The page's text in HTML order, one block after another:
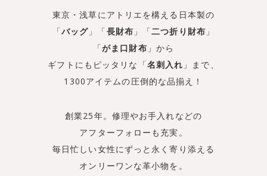
東京・浅草にアトリエを構える日本製の
「バッグ 」「長財布 」「二つ折り財布 」
「がま口財布 」から
ギフトにもピッタリな「名刺入れ 」まで、
1300アイテムの圧倒的な品揃え！
創業25年。修理やお手入れなどの
アフターフォローも充実。
毎日忙しい女性にずっと永く寄り添える
オンリーワンな革小物を。